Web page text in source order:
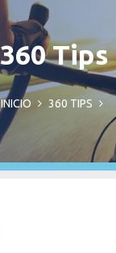
360 Tips
INICIO 360 TIPS